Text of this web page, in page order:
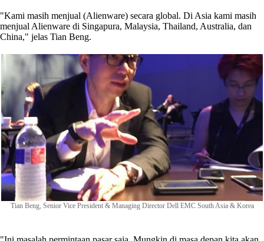
"Kami masih menjual (Alienware) secara global. Di Asia kami masih
menjual Alienware di Singapura, Malaysia, Thailand, Australia, dan
China," jelas Tian Beng.
Tian Beng, Senior Vice President & Managing Director Dell EMC South Asia & Korea